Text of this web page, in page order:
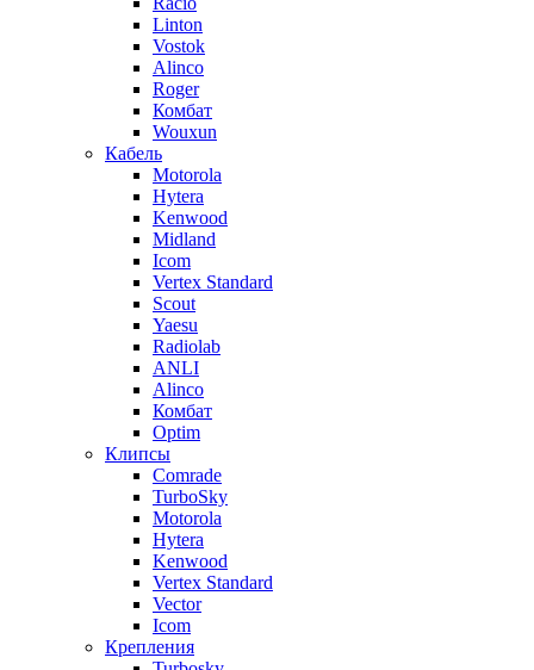
Linton
Vostok
Alinco
Roger
Комбат
Wouxun
Кабель
Motorola
Hytera
Kenwood
Midland
Icom
Vertex Standard
Scout
Yaesu
Radiolab
ANLI
Alinco
Комбат
Optim
Клипсы
Comrade
TurboSky
Motorola
Hytera
Kenwood
Vertex Standard
Vector
Icom
Крепления